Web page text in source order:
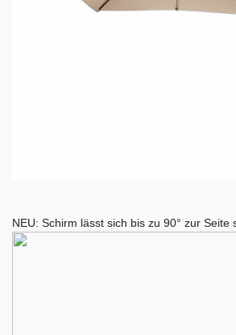
NEU: Schirm lässt sich bis zu 90° zur Seite